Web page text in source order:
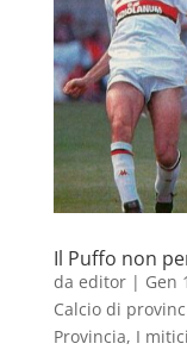
Il Puffo non
da editor| Gen
Calcio di
Provincia, I